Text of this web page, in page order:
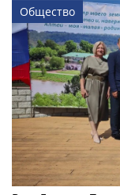
Общество